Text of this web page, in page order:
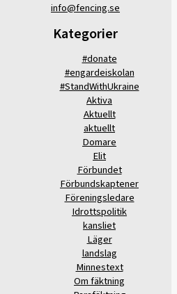
info@fencing.se
Kategorier
#donate
#engardeiskolan
#StandWithUkraine
Aktiva
Aktuellt
aktuellt
Domare
Elit
Förbundet
Förbundskaptener
Föreningsledare
Idrottspolitik
kansliet
Läger
landslag
Minnestext
Om fäktning